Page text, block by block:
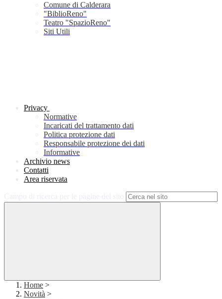
Comune di Calderara
"BiblioReno"
Teatro "SpazioReno"
Siti Utili
Privacy
Normative
Incaricati del trattamento dati
Politica protezione dati
Responsabile protezione dei dati
Informative
Archivio news
Contatti
Area riservata
Home >
Novità >